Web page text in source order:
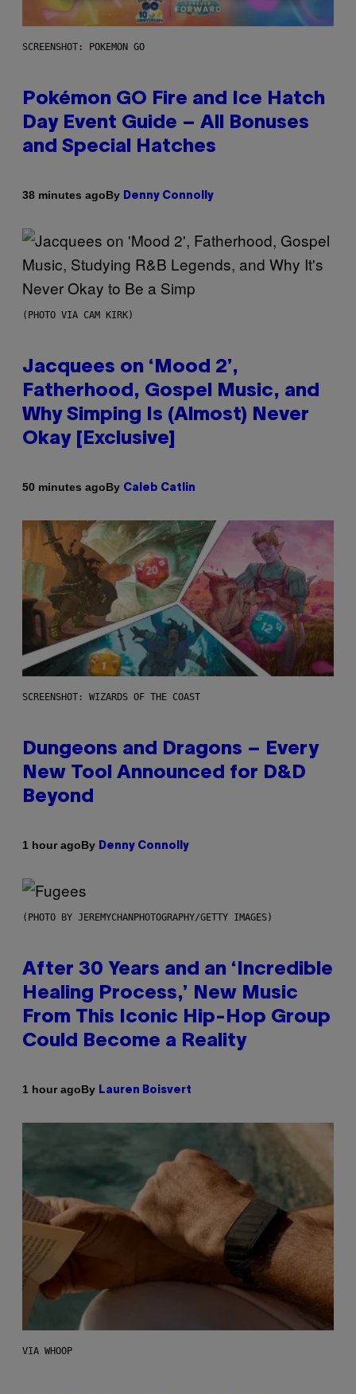
SCREENSHOT: POKEMON GO
Pokémon GO Fire and Ice Hatch
Day Event Guide – All Bonuses
and Special Hatches
38 minutes agoBy Denny Connolly
(PHOTO VIA CAM KIRK)
Jacquees on ‘Mood 2’,
Fatherhood, Gospel Music, and
Why Simping Is (Almost) Never
Okay [Exclusive]
50 minutes agoBy Caleb Catlin
SCREENSHOT: WIZARDS OF THE COAST
Dungeons and Dragons – Every
New Tool Announced for D&D
Beyond
1 hour agoBy Denny Connolly
(PHOTO BY JEREMYCHANPHOTOGRAPHY/GETTY IMAGES)
After 30 Years and an ‘Incredible
Healing Process,’ New Music
From This Iconic Hip-Hop Group
Could Become a Reality
1 hour agoBy Lauren Boisvert
VIA WHOOP